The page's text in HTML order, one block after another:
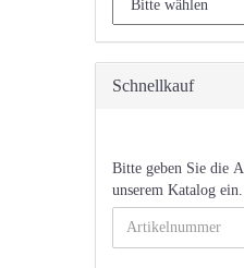
Schnellkauf
BITTE
GEBEN
SIE
DIE
Bitte geben Sie die
unserem Katalog ein.